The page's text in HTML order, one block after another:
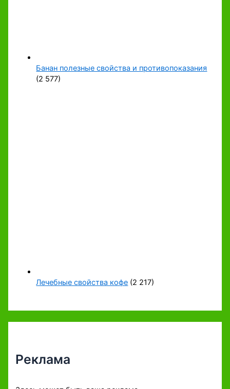
Банан полезные свойства и противопоказания
(2 577)
Лечебные свойства кофе (2 217)
Реклама